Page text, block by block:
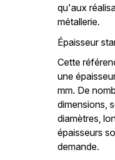
qu'aux
métallerie.
Épaisseur
Cette
une
mm. De
dimensions,
diamètres,
épaisseurs
demande.